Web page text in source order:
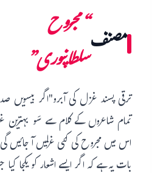
مصنف“مجروح
سلطانپوری”
ترقی پسند غزل کی آبرو"اگر بیسویں
تمام شاعروں کے کلام سے سَو بہترین
اس میں مجروح کی کئی غزلیں آ
بات یہ ہے کہ اگر ایسے اشعار کو یکجا